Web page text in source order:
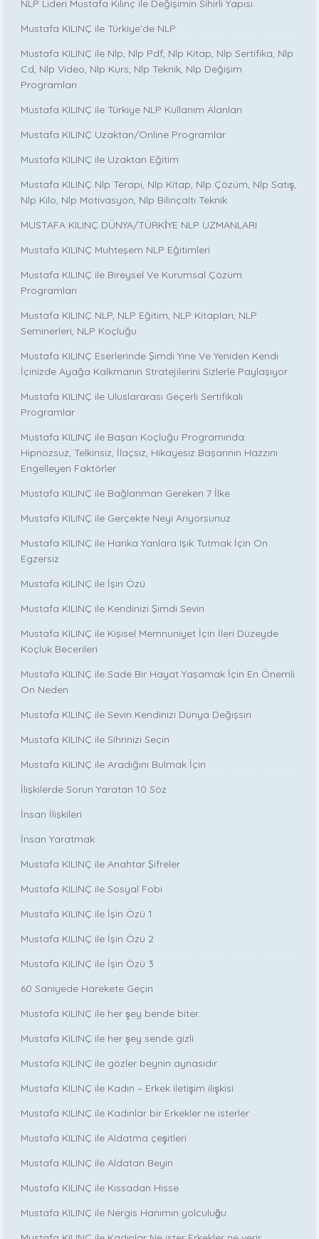
NLP Lideri Mustafa Kılınç ile Değişimin Sihirli Yapısı
Mustafa KILINÇ ile Türkiye’de NLP
Mustafa KILINÇ ile Nlp, Nlp Pdf, Nlp Kitap, Nlp Sertifika, Nlp
Cd, Nlp Video, Nlp Kurs, Nlp Teknik, Nlp Değişim
Programları
Mustafa KILINÇ ile Türkiye NLP Kullanım Alanları
Mustafa KILINÇ Uzaktan/Online Programlar
Mustafa KILINÇ ile Uzaktan Eğitim
Mustafa KILINÇ Nlp Terapi, Nlp Kitap, Nlp Çözüm, Nlp Satış,
Nlp Kilo, Nlp Motivasyon, Nlp Bilinçaltı Teknik
MUSTAFA KILINÇ DÜNYA/TÜRKİYE NLP UZMANLARI
Mustafa KILINÇ Muhteşem NLP Eğitimleri
Mustafa KILINÇ ile Bireysel Ve Kurumsal Çözüm
Programları
Mustafa KILINÇ NLP, NLP Eğitim, NLP Kitapları, NLP
Seminerleri, NLP Koçluğu
Mustafa KILINÇ Eserlerinde Şimdi Yine Ve Yeniden Kendi
İçinizde Ayağa Kalkmanın Stratejilerini Sizlerle Paylaşıyor
Mustafa KILINÇ ile Uluslararası Geçerli Sertifikalı
Programlar
Mustafa KILINÇ ile Başarı Koçluğu Programında:
Hipnozsuz, Telkinsiz, İlaçsız, Hikayesiz Başarının Hazzını
Engelleyen Faktörler
Mustafa KILINÇ ile Bağlanman Gereken 7 İlke
Mustafa KILINÇ ile Gerçekte Neyi Arıyorsunuz
Mustafa KILINÇ ile Harika Yanlara Işık Tutmak İçin On
Egzersiz
Mustafa KILINÇ ile İşin Özü
Mustafa KILINÇ ile Kendinizi Şimdi Sevin
Mustafa KILINÇ ile Kişisel Memnuniyet İçin İleri Düzeyde
Koçluk Becerileri
Mustafa KILINÇ ile Sade Bir Hayat Yaşamak İçin En Önemli
On Neden
Mustafa KILINÇ ile Sevin Kendinizi Dünya Değişsin
Mustafa KILINÇ ile Sihrinizi Seçin
Mustafa KILINÇ ile Aradığını Bulmak İçin
İlişkilerde Sorun Yaratan 10 Söz
İnsan İlişkileri
İnsan Yaratmak
Mustafa KILINÇ ile Anahtar Şifreler
Mustafa KILINÇ ile Sosyal Fobi
Mustafa KILINÇ ile İşin Özü 1
Mustafa KILINÇ ile İşin Özü 2
Mustafa KILINÇ ile İşin Özü 3
60 Saniyede Harekete Geçin
Mustafa KILINÇ ile her şey bende biter.
Mustafa KILINÇ ile her şey sende gizli.
Mustafa KILINÇ ile gözler beynin aynasıdır.
Mustafa KILINÇ ile Kadın – Erkek iletişim ilişkisi
Mustafa KILINÇ ile Kadınlar bir Erkekler ne isterler
Mustafa KILINÇ ile Aldatma çeşitleri
Mustafa KILINÇ ile Aldatan Beyin
Mustafa KILINÇ ile Kıssadan Hisse
Mustafa KILINÇ ile Nergis Hanımın yolculuğu